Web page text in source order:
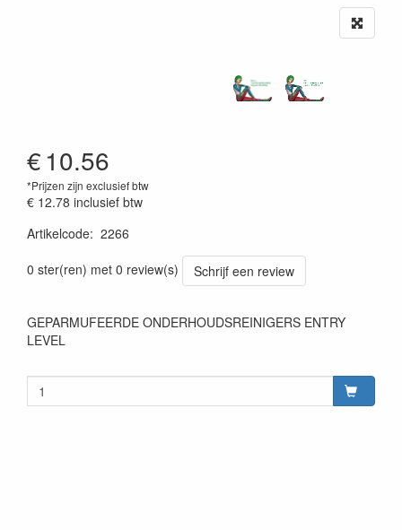
€10.56
*Prijzen zijn exclusief btw
€ 12.78 inclusief btw
Artikelcode: 2266
0 ster(ren) met 0 review(s)
Schrijf een review
GEPARMUFEERDE ONDERHOUDSREINIGERS ENTRY
LEVEL